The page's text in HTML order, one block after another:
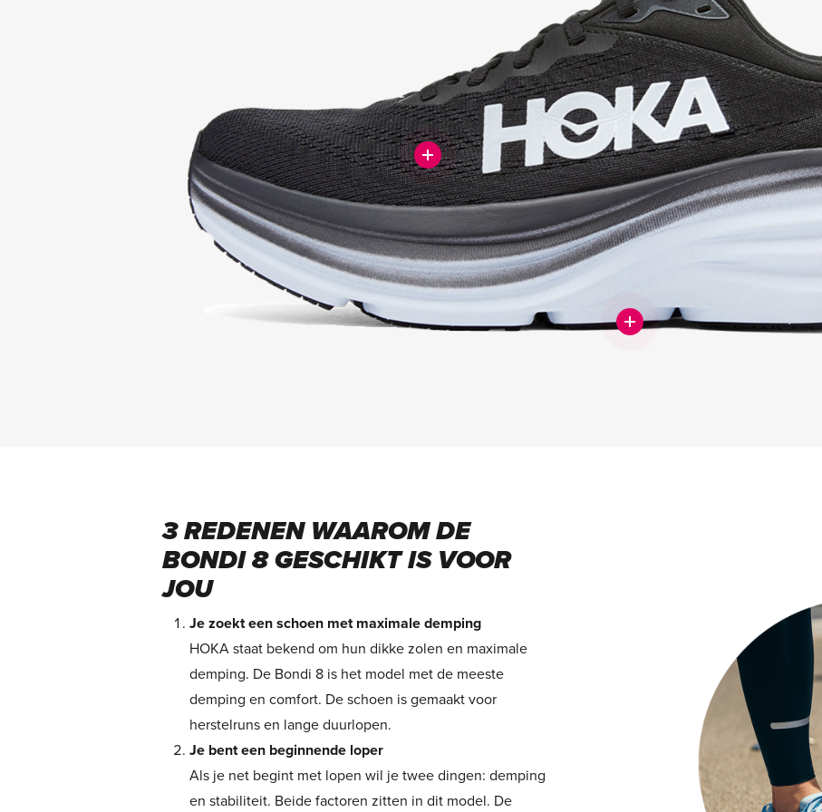
3 REDENEN WAAROM DE
BONDI 8 GESCHIKT IS VOOR
JOU
Je zoekt een schoen met maximale demping
HOKA staat bekend om hun dikke zolen en maximale
demping. De Bondi 8 is het model met de meeste
demping en comfort. De schoen is gemaakt voor
herstelruns en lange duurlopen.
Je bent een beginnende loper
Als je net begint met lopen wil je twee dingen: demping
en stabiliteit. Beide factoren zitten in dit model. De